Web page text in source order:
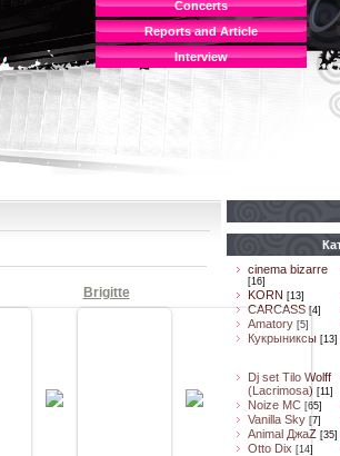
Concerts
Reports and Article
Interview
Концерт в клубе A2
Cпб
Brigitte
Концерт в клубе A2
Cпб
cinema bizarre
[16]
KORN [13]
CARCASS [4]
Amatory [5]
Кукрыниксы [13]
Dj set Tilo Wolff
(Lacrimosa) [11]
Noize MC [65]
Vanilla Sky [7]
Animal ДжaZ [35]
Otto Dix [14]